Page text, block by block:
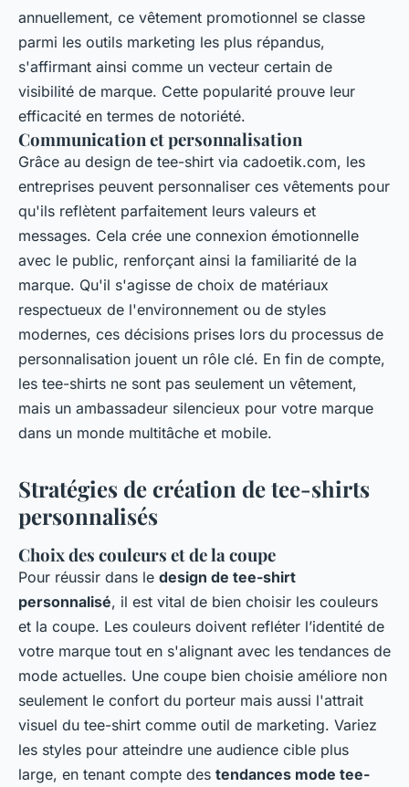
annuellement, ce vêtement promotionnel se classe
parmi les outils marketing les plus répandus,
s'affirmant ainsi comme un vecteur certain de
visibilité de marque. Cette popularité prouve leur
efficacité en termes de notoriété.
Communication et personnalisation
Grâce au design de tee-shirt via cadoetik.com, les
entreprises peuvent personnaliser ces vêtements pour
qu'ils reflètent parfaitement leurs valeurs et
messages. Cela crée une connexion émotionnelle
avec le public, renforçant ainsi la familiarité de la
marque. Qu'il s'agisse de choix de matériaux
respectueux de l'environnement ou de styles
modernes, ces décisions prises lors du processus de
personnalisation jouent un rôle clé. En fin de compte,
les tee-shirts ne sont pas seulement un vêtement,
mais un ambassadeur silencieux pour votre marque
dans un monde multitâche et mobile.
Stratégies de création de tee-shirts
personnalisés
Choix des couleurs et de la coupe
Pour réussir dans le design de tee-shirt
personnalisé, il est vital de bien choisir les couleurs
et la coupe. Les couleurs doivent refléter l’identité de
votre marque tout en s'alignant avec les tendances de
mode actuelles. Une coupe bien choisie améliore non
seulement le confort du porteur mais aussi l'attrait
visuel du tee-shirt comme outil de marketing. Variez
les styles pour atteindre une audience cible plus
large, en tenant compte des tendances mode tee-